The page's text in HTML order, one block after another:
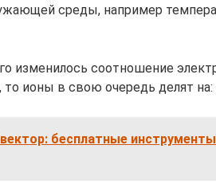
среды, например
изменилось соотношение
то ионы в свою очередь делят на:
бесплатные